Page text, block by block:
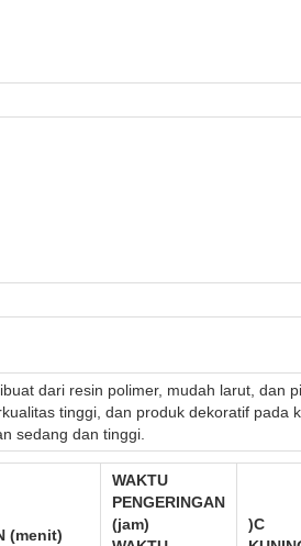
dari resin polimer, mudah larut, dan
tinggi, dan produk dekoratif pada
sedang dan tinggi.
(menit)
WAKTU
PENGERINGAN
(jam)
)C